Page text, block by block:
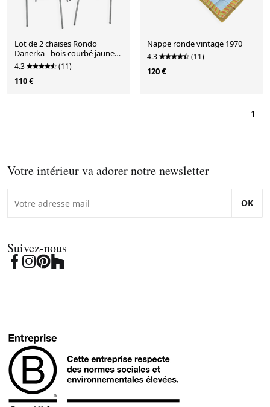
Lot de 2 chaises Rondo
Danerka - bois courbé jaune
,vert anis
4.3 (11)
110 €
Nappe ronde vintage 1970
4.3 (11)
120 €
1
Votre intérieur va adorer notre newsletter
OK
Suivez-nous